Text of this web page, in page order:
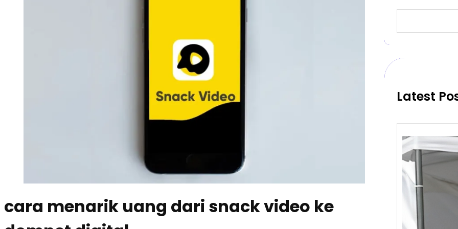
cara menarik uang dari snack video ke
a
c
Latest